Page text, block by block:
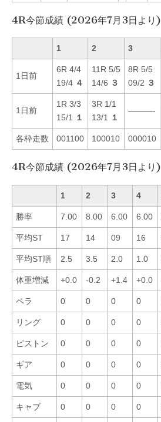
4R今節成績 (2026年7月3日より)
1 2 3
1日前
6R 4/4
19/4 ４
11R 5/5
14/6 ３
8R 5/5
09/2 ３
1日前
1R 3/3
15/1
１
3R 1/1
13/1
１
———-
各枠走数 001100 100010 000010
4R今節成績 (2026年7月3日より)
1 2 3 4
勝率 7.00 8.00 6.00 6.00
平均ST 17 14 09 16
平均ST順 2.5 3.5 2.0 1.0
体重増減 +0.0 -0.2 +1.4 +0.0
ペラ 0 0 0 0
リング 0 0 0 0
ピストン 0 0 0 0
ギア 0 0 0 0
電気 0 0 0 0
キャブ 0 0 0 0